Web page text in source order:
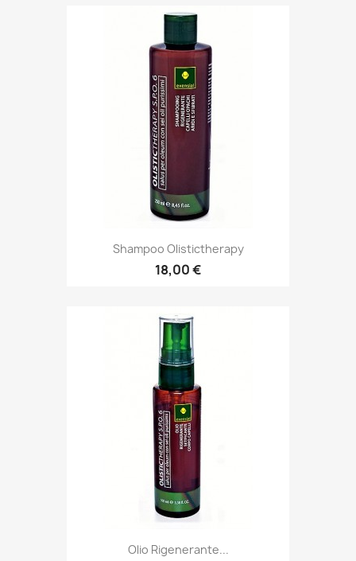
Shampoo Olistictherapy
18,00 €
Olio Rigenerante...